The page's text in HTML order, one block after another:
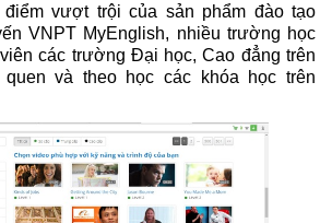
vượt trội của sản phẩm đào tạo
VNPT MyEnglish, nhiều trường học
các trường Đại học, Cao đẳng trên
và theo học các khóa học trên